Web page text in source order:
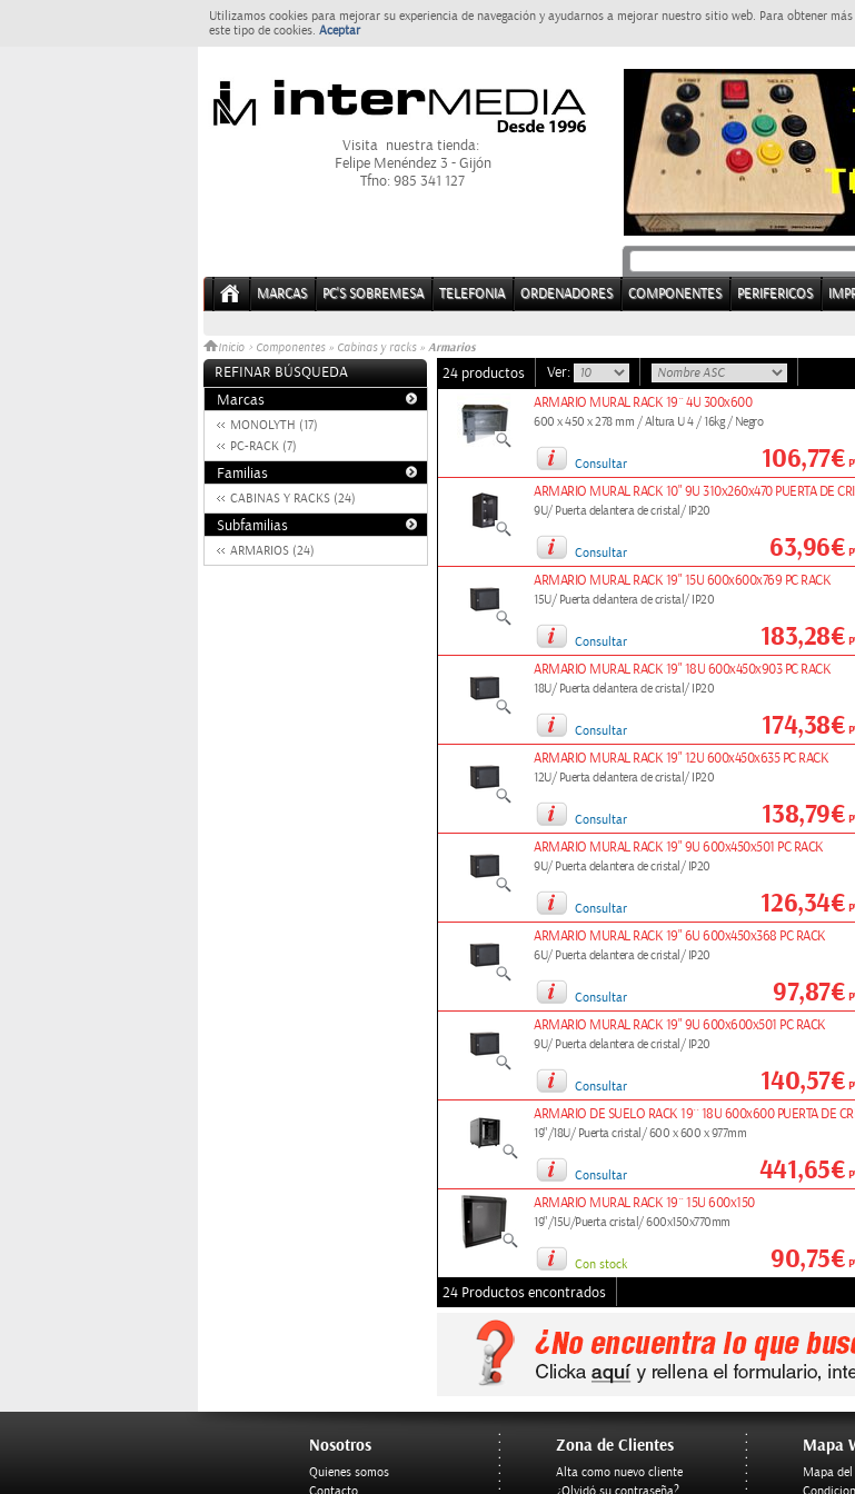
Utilizamos cookies para mejorar su experiencia de navegación y ayudarnos a mejorar nuestro sitio web. Para obtener
este tipo de cookies. Aceptar
Visita nuestra tienda:
Felipe Menéndez 3 - Gijón
Tfno: 985 341 127
MARCAS PC'S SOBREMESA TELEFONIA ORDENADORES COMPONENTES PERIFERICOS
Inicio > Componentes » Cabinas y racks » Armarios
REFINAR BÚSQUEDA
Marcas
MONOLYTH (17)
PC-RACK (7)
Familias
CABINAS Y RACKS (24)
Subfamilias
ARMARIOS (24)
24 productos Ver:
ARMARIO MURAL RACK 19´´ 4U 300x600
600 x 450 x 278 mm / Altura U 4 / 16kg / Negro
Consultar 106,77€
ARMARIO MURAL RACK 10" 9U 310x260x470 PUERTA DE
9U/ Puerta delantera de cristal/ IP20
Consultar 63,96€
ARMARIO MURAL RACK 19" 15U 600x600x769 PC RACK
15U/ Puerta delantera de cristal/ IP20
Consultar 183,28€
ARMARIO MURAL RACK 19" 18U 600x450x903 PC RACK
18U/ Puerta delantera de cristal/ IP20
Consultar 174,38€
ARMARIO MURAL RACK 19" 12U 600x450x635 PC RACK
12U/ Puerta delantera de cristal/ IP20
Consultar 138,79€
ARMARIO MURAL RACK 19" 9U 600x450x501 PC RACK
9U/ Puerta delantera de cristal/ IP20
Consultar 126,34€
ARMARIO MURAL RACK 19" 6U 600x450x368 PC RACK
6U/ Puerta delantera de cristal/ IP20
Consultar 97,87€
ARMARIO MURAL RACK 19" 9U 600x600x501 PC RACK
9U/ Puerta delantera de cristal/ IP20
Consultar 140,57€
ARMARIO DE SUELO RACK 19´´ 18U 600x600 PUERTA DE
19"/18U/ Puerta cristal/ 600 x 600 x 977mm
Consultar 441,65€
ARMARIO MURAL RACK 19´´ 15U 600x150
19"/15U/Puerta cristal/ 600x150x770mm
Con stock 90,75€
24 Productos encontrados
Nosotros
Quienes somos
Zona de Clientes
Alta como nuevo cliente
Mapa
Mapa